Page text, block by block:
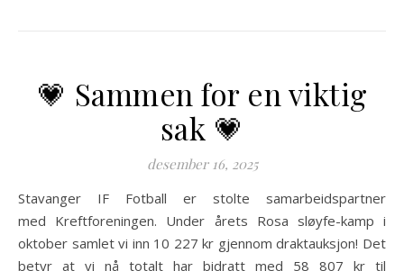
💗 Sammen for en viktig
sak 💗
desember 16, 2025
Stavanger IF Fotball er stolte samarbeidspartner
med Kreftforeningen. Under årets Rosa sløyfe-kamp i
oktober samlet vi inn 10 227 kr gjennom draktauksjon! Det
betyr at vi nå totalt har bidratt med 58 807 kr til